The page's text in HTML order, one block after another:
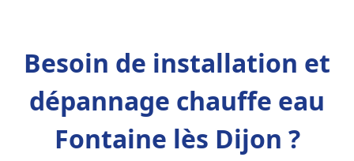
Besoin de installation et
dépannage chauffe eau
Fontaine lès Dijon ?